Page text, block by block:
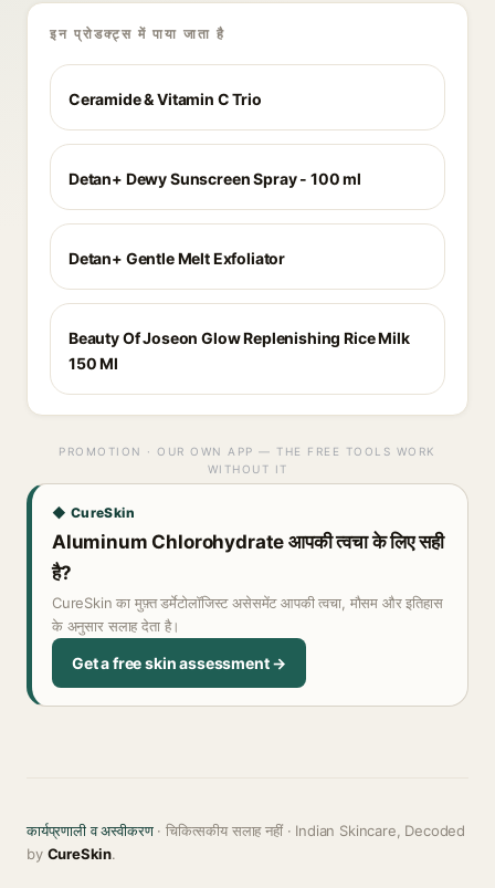
इन प्रोडक्ट्स में पाया जाता है
Ceramide & Vitamin C Trio
Detan+ Dewy Sunscreen Spray - 100 ml
Detan+ Gentle Melt Exfoliator
Beauty Of Joseon Glow Replenishing Rice Milk
150 Ml
PROMOTION · OUR OWN APP — THE FREE TOOLS WORK
WITHOUT IT
◆ CureSkin
Aluminum Chlorohydrate आपकी त्वचा के लिए सही
है?
CureSkin का मुफ़्त डर्मेटोलॉजिस्ट असेसमेंट आपकी त्वचा, मौसम और इतिहास
के अनुसार सलाह देता है।
Get a free skin assessment →
कार्यप्रणाली व अस्वीकरण· चिकित्सकीय सलाह नहीं · Indian Skincare, Decoded
by CureSkin.